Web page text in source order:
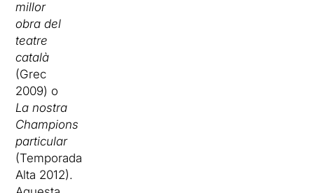
millor
obra del
teatre
català
(Grec
2009) o
La nostra
Champions
particular
(Temporada
Alta 2012).